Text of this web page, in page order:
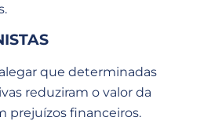
que determinadas
reduziram o valor da
prejuízos financeiros.